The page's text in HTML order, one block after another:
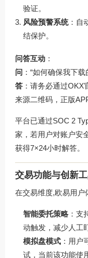
验证。
风险预警系统：自
结保护。
问答互动 ：
问 ：“如何确保我下
答 ：请务必通过OKX
来源二维码，正版
平台已通过SOC 2
家，若用户对账户安
获得7×24小时解答。
交易功能与创新
在交易维度,欧易用户
智能委托策略 ：支
动触发，减少人工
模拟盘模式 ：用户
试，当前该功能使